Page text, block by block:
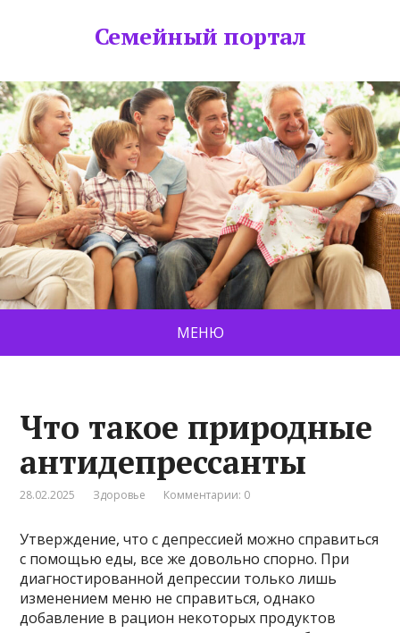
Семейный портал
МЕНЮ
Что такое природные
антидепрессанты
28.02.2025 Здоровье Комментарии: 0
Утверждение, что с депрессией можно справиться
с помощью еды, все же довольно спорно. При
диагностированной депрессии только лишь
изменением меню не справиться, однако
добавление в рацион некоторых продуктов